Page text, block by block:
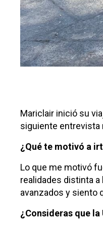
Mariclair inició su
siguiente entrevista
¿Qué te motivó a
Lo que me motivó
realidades distinta a
avanzados y siento
¿Consideras que